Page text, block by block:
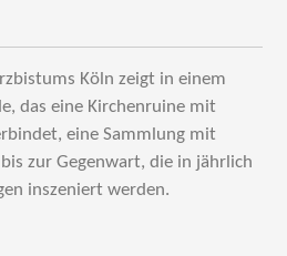
Köln zeigt in einem
das eine Kirchenruine mit
eine Sammlung mit
zur Gegenwart, die in jährlich
inszeniert werden.